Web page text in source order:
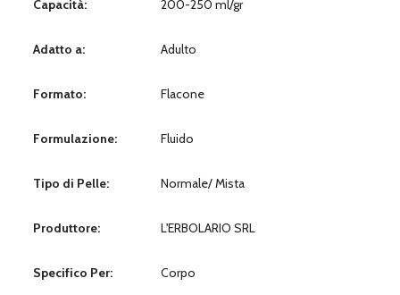
Capacità: 200-250 ml/gr
Adatto a: Adulto
Formato: Flacone
Formulazione: Fluido
Tipo di Pelle: Normale/ Mista
Produttore: L'ERBOLARIO SRL
Specifico Per: Corpo